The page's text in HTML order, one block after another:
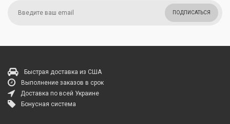
ПОДПИСАТЬСЯ
Быстрая доставка из США
Выполнение заказов в срок
Доставка по всей Украине
Бонусная система